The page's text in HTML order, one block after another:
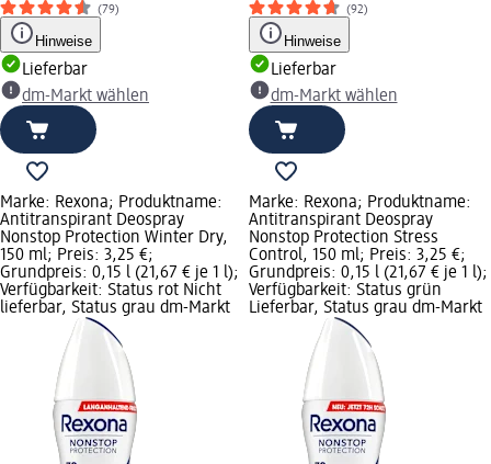
(79)
Hinweise
Lieferbar
dm-Markt wählen
(92)
Hinweise
Lieferbar
dm-Markt wählen
Marke: Rexona; Produktname:
Antitranspirant Deospray
Nonstop Protection Winter Dry,
150 ml; Preis: 3,25 €;
Grundpreis: 0,15 l (21,67 € je 1 l);
Verfügbarkeit: Status rot Nicht
lieferbar, Status grau dm-Markt
Marke: Rexona; Produktname:
Antitranspirant Deospray
Nonstop Protection Stress
Control, 150 ml; Preis: 3,25 €;
Grundpreis: 0,15 l (21,67 € je 1 l);
Verfügbarkeit: Status grün
Lieferbar, Status grau dm-Markt